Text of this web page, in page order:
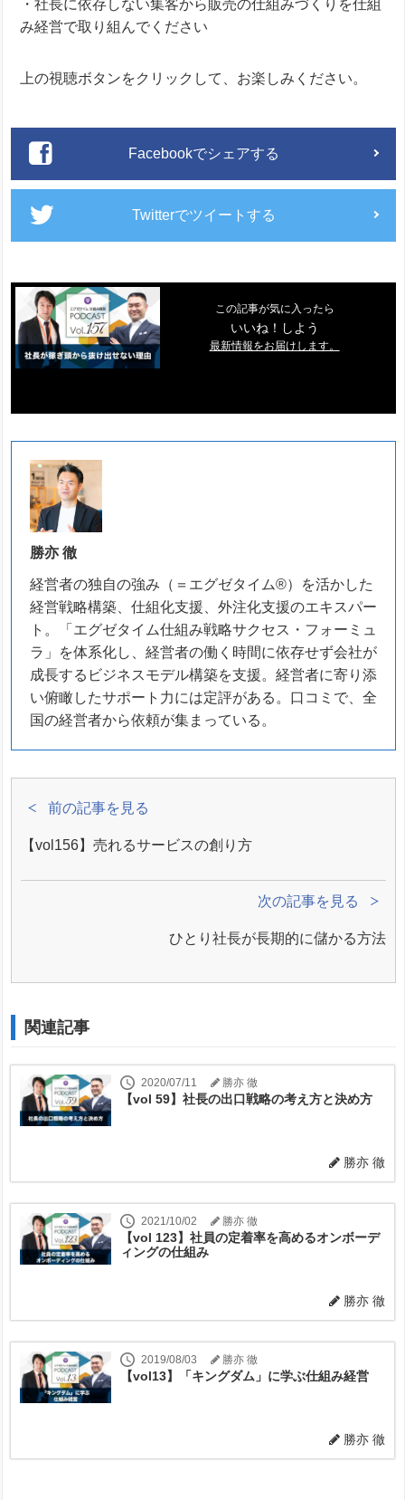
・社長に依存しない集客から販売の仕組みづくりを仕組
み経営で取り組んでください
上の視聴ボタンをクリックして、お楽しみください。
Facebookでシェアする
Twitterでツイートする
この記事が気に入ったら
いいね！しよう
最新情報をお届けします。
勝亦 徹
経営者の独自の強み（＝エグゼタイム®）を活かした
経営戦略構築、仕組化支援、外注化支援のエキスパー
ト。「エグゼタイム仕組み戦略サクセス・フォーミュ
ラ」を体系化し、経営者の働く時間に依存せず会社が
成長するビジネスモデル構築を支援。経営者に寄り添
い俯瞰したサポート力には定評がある。口コミで、全
国の経営者から依頼が集まっている。
前の記事を見る
【vol156】売れるサービスの創り方
次の記事を見る
ひとり社長が長期的に儲かる方法
関連記事
2020/07/11 勝亦 徹
【vol 59】社長の出口戦略の考え方と決め方
勝亦 徹
2021/10/02 勝亦 徹
【vol 123】社員の定着率を高めるオンボーデ
ィングの仕組み
勝亦 徹
2019/08/03 勝亦 徹
【vol13】「キングダム」に学ぶ仕組み経営
勝亦 徹